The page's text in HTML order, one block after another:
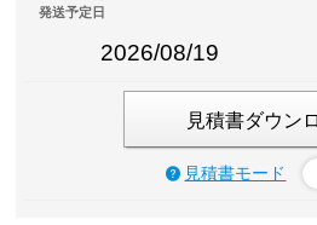
発送予定日
2026/08/19
見積書ダウン
見積書モード